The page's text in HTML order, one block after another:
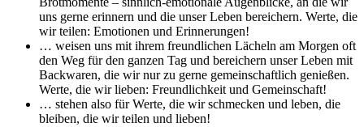
uns gerne erinnern und die unser Leben bereichern. Werte, die
wir teilen: Emotionen und Erinnerungen!
… weisen uns mit ihrem freundlichen Lächeln am Morgen oft
den Weg für den ganzen Tag und bereichern unser Leben mit
Backwaren, die wir nur zu gerne gemeinschaftlich genießen.
Werte, die wir lieben: Freundlichkeit und Gemeinschaft!
… stehen also für Werte, die wir schmecken und leben, die
bleiben, die wir teilen und lieben!